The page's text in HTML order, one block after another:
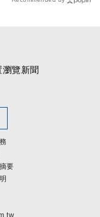
覽新聞
要